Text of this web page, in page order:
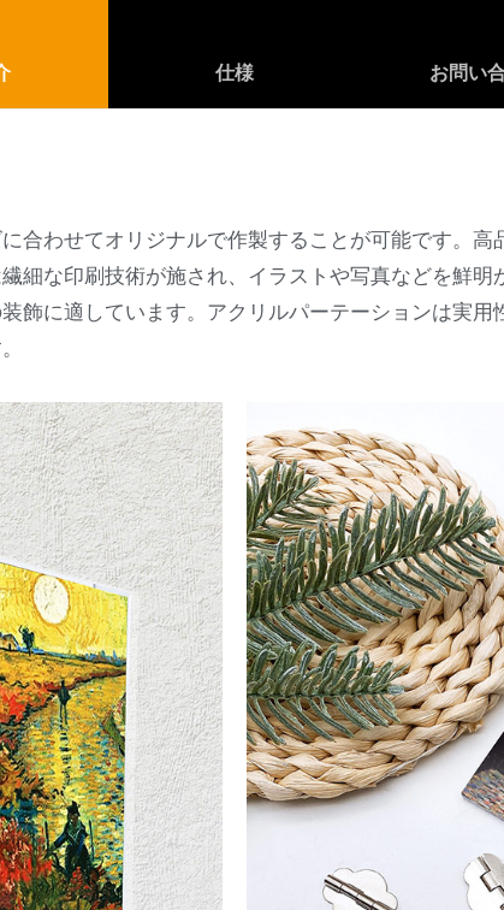
仕様 お問い
合わせてオリジナルで作製することが可能です。
細な印刷技術が施され、イラストや写真などを鮮
飾に適しています。アクリルパーテーションは実
。